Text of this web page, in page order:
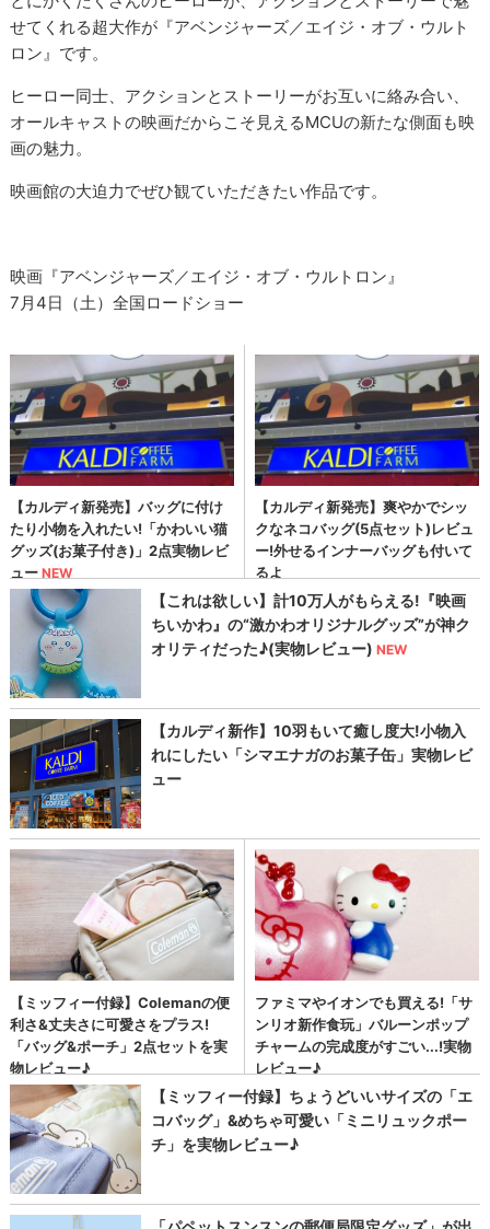
せてくれる超大作が『アベンジャーズ／エイジ・オブ・ウルト
ロン』です。
ヒーロー同士、アクションとストーリーがお互いに絡み合い、
オールキャストの映画だからこそ見えるMCUの新たな側面も映
画の魅力。
映画館の大迫力でぜひ観ていただきたい作品です。
映画『アベンジャーズ／エイジ・オブ・ウルトロン』
7月4日（土）全国ロードショー